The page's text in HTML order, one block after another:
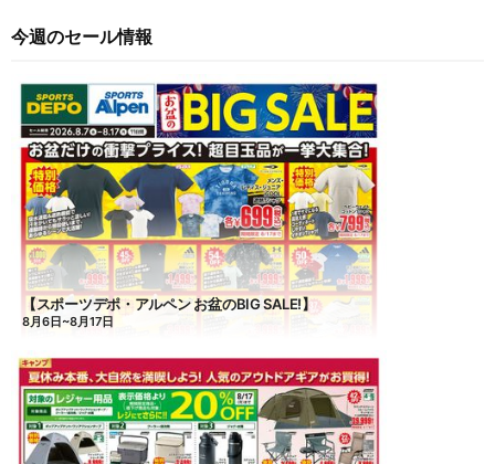
今週のセール情報